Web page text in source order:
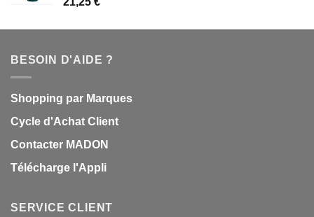
BESOIN D'AIDE ?
Shopping par Marques
Cycle d'Achat Client
Contacter MADON
Télécharge l'Appli
SERVICE CLIENT